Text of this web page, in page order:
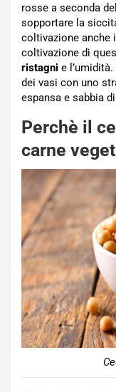
rosse a seconda
sopportare la
coltivazione anche
coltivazione di
ristagni e
dei vasi con uno
espansa e sabbia
Perchè il
carne